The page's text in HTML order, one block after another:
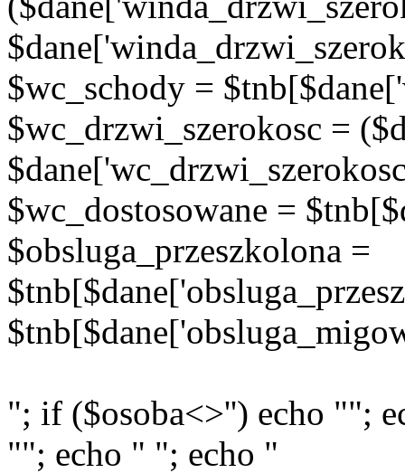
$wc_schody =
$wc_drzwi_szerokosc =
$wc_dostosowane =
$obsluga_przeszkolona =
"; if ($osoba<>'') echo "";
""; echo " "; echo "